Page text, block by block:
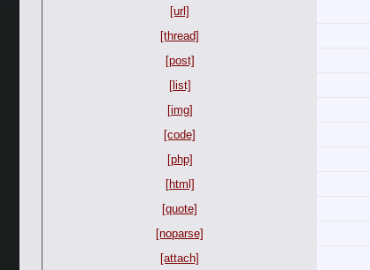
[url]
[thread]
[post]
[list]
[img]
[code]
[php]
[html]
[quote]
[noparse]
[attach]